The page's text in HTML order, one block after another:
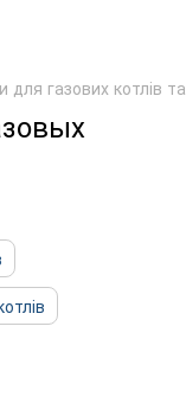
для газових котлів